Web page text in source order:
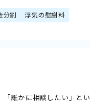
分割 浮気の慰謝料
誰かに相談したい」とい